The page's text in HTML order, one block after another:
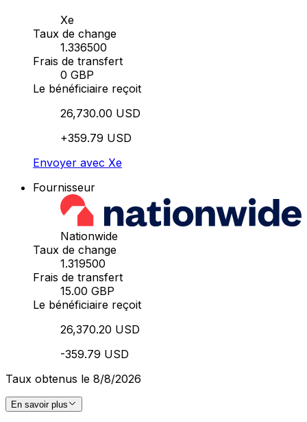
Xe
Taux de change
1.336500
Frais de transfert
0 GBP
Le bénéficiaire reçoit
26,730.00 USD
+359.79 USD
Envoyer avec Xe
Fournisseur
Nationwide
Taux de change
1.319500
Frais de transfert
15.00 GBP
Le bénéficiaire reçoit
26,370.20 USD
-359.79 USD
Taux obtenus le 8/8/2026
En savoir plus